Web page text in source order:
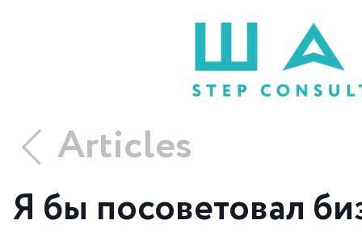
Articles
Я бы посоветовал